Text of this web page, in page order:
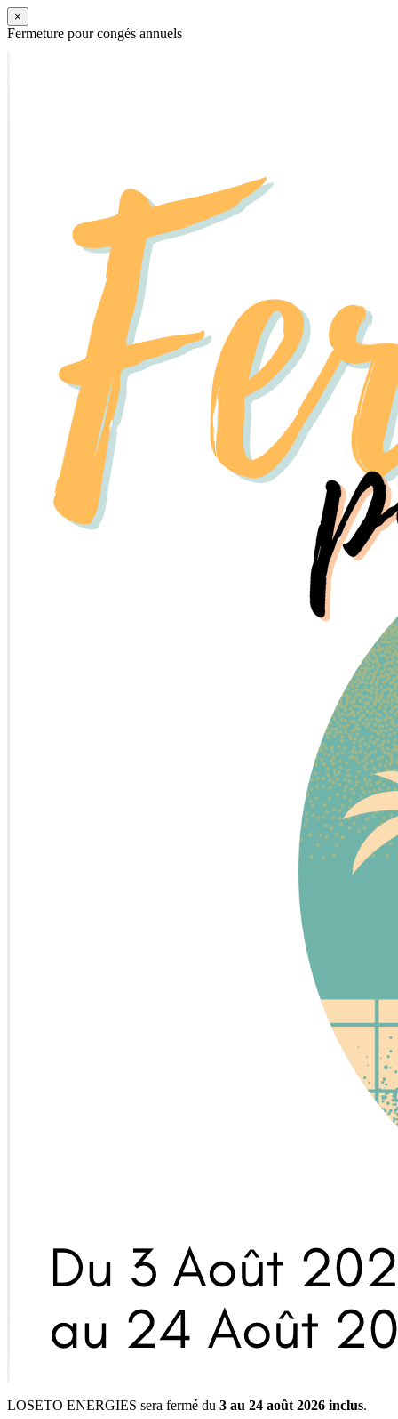
×
Fermeture pour congés annuels
LOSETO ENERGIES sera fermé du 3 au 24 août 2026 inclus.